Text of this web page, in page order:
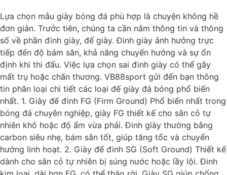
Lựa chọn mẫu giày bóng đá phù hợp là chuyện không hề
đơn giản. Trước tiên, chúng ta cần nắm thông tin và thông
số về phần đinh giày, đế giày. Đinh giày ảnh hưởng trực
tiếp đến độ bám sân, khả năng chuyển hướng và sự ổn
định khi thi đấu. Việc lựa chọn sai đinh giày có thể gây
mất trụ hoặc chấn thương. VB88sport gửi đến bạn thông
tin phân loại chi tiết các loại đế giày đá bóng phổ biến
nhất. 1. Giày đế đinh FG (Firm Ground) Phổ biến nhất trong
bóng đá chuyên nghiệp, giày FG thiết kế cho sân cỏ tự
nhiên khô hoặc độ ẩm vừa phải. Đinh giày thường bằng
carbon siêu nhẹ, bám sân tốt, giúp tăng tốc và chuyển
hướng linh hoạt. 2. Giày đế đinh SG (Soft Ground) Thiết kế
dành cho sân cỏ tự nhiên bị súng nước hoặc lầy lội. Đinh